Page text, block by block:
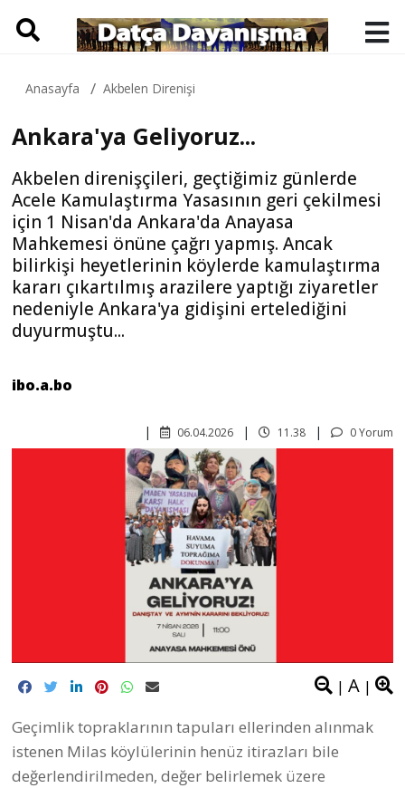
Anasayfa Akbelen Direnişi
Ankara'ya Geliyoruz...
Akbelen direnişçileri, geçtiğimiz günlerde
Acele Kamulaştırma Yasasının geri çekilmesi
için 1 Nisan'da Ankara'da Anayasa
Mahkemesi önüne çağrı yapmış. Ancak
bilirkişi heyetlerinin köylerde kamulaştırma
kararı çıkartılmış arazilere yaptığı ziyaretler
nedeniyle Ankara'ya gidişini ertelediğini
duyurmuştu...
ibo.a.bo
0 Yorum
11.38
06.04.2026
| A |
Geçimlik topraklarının tapuları ellerinden alınmak
istenen Milas köylülerinin henüz itirazları bile
değerlendirilmeden, değer belirlemek üzere